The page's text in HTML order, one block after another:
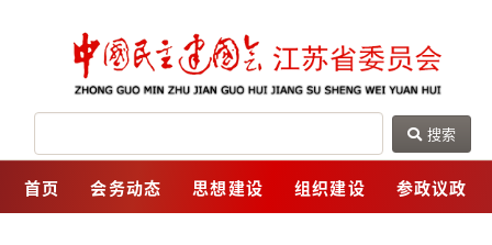
网
搜索
首页 会务动态 思想建设 组织建设 参政议政